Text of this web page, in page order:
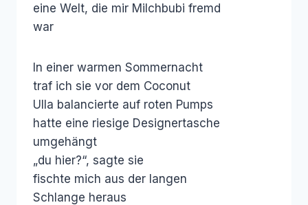
eine Welt, die mir Milchbubi fremd
war
In einer warmen Sommernacht
traf ich sie vor dem Coconut
Ulla balancierte auf roten Pumps
hatte eine riesige Designertasche
umgehängt
„du hier?“, sagte sie
fischte mich aus der langen
Schlange heraus